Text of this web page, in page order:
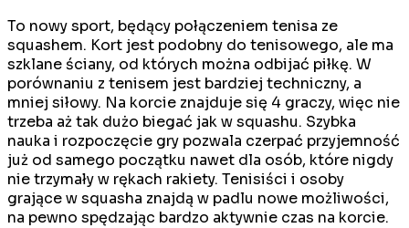
To nowy sport, będący połączeniem tenisa ze
squashem. Kort jest podobny do tenisowego, ale ma
szklane ściany, od których można odbijać piłkę. W
porównaniu z tenisem jest bardziej techniczny, a
mniej siłowy. Na korcie znajduje się 4 graczy, więc nie
trzeba aż tak dużo biegać jak w squashu. Szybka
nauka i rozpoczęcie gry pozwala czerpać przyjemność
już od samego początku nawet dla osób, które nigdy
nie trzymały w rękach rakiety. Tenisiści i osoby
grające w squasha znajdą w padlu nowe możliwości,
na pewno spędzając bardzo aktywnie czas na korcie.